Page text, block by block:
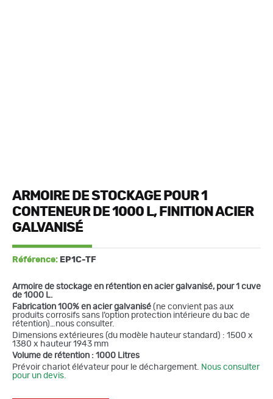
ARMOIRE DE STOCKAGE POUR 1
CONTENEUR DE 1000 L, FINITION ACIER
GALVANISÉ
Référence: EP1C-TF
Armoire de stockage en rétention en acier galvanisé, pour 1 cuve
de 1000 L.
Fabrication 100% en acier galvanisé (ne convient pas aux
produits corrosifs sans l’option protection intérieure du bac de
rétention)…nous consulter.
Dimensions extérieures (du modèle hauteur standard) : 1500 x
1380 x hauteur 1943 mm
Volume de rétention : 1000 Litres
Prévoir chariot élévateur pour le déchargement.
Nous consulter
pour un devis.